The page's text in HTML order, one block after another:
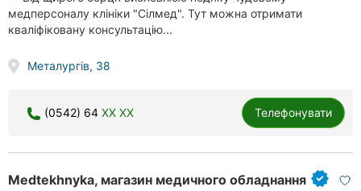
медперсоналу клініки "Сілмед". Тут можна отримати
кваліфіковану консультацію...
Металургів, 38
(0542) 64 XX XX Телефонувати
Medtekhnyka, магазин медичного обладнання